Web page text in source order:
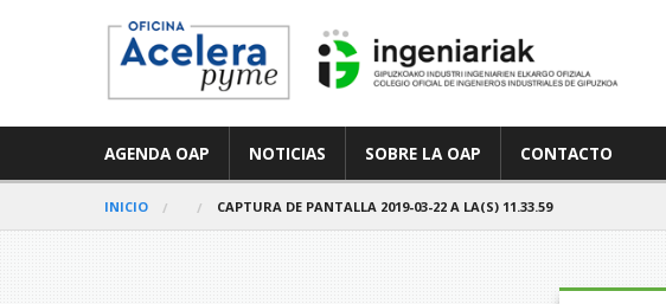
AGENDA OAP NOTICIAS SOBRE LA OAP CONTACTO
INICIO CAPTURA DE PANTALLA 2019-03-22 A LA(S) 11.33.59